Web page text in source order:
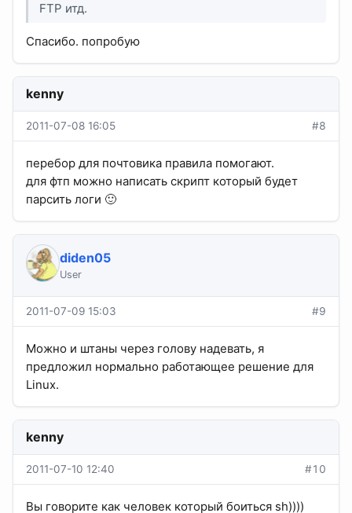
FTP итд.
Спасибо. попробую
kenny
2011-07-08 16:05 #8
перебор для почтовика правила помогают.
для фтп можно написать скрипт который будет
парсить логи 🙂
diden05
User
2011-07-09 15:03 #9
Можно и штаны через голову надевать, я
предложил нормально работающее решение для
Linux.
kenny
2011-07-10 12:40 #10
Вы говорите как человек который боиться sh))))